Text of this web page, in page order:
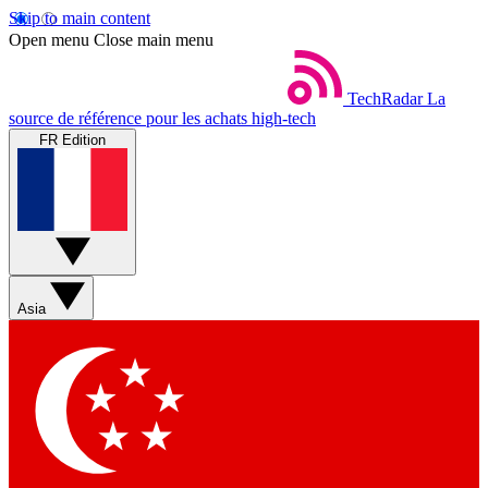
Skip to main content
Open menu Close main menu
TechRadar La
source de référence pour les achats high-tech
FR Edition
Asia